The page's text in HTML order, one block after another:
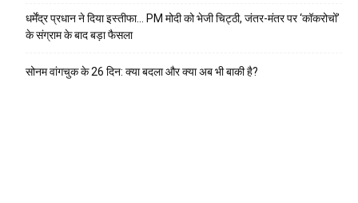
धर्मेंद्र प्रधान ने दिया इस्तीफा… PM मोदी को भेजी चिट्ठी, जंतर-मंतर पर ‘कॉकरोचों’
के संग्राम के बाद बड़ा फैसला
सोनम वांगचुक के 26 दिन: क्या बदला और क्या अब भी बाकी है?